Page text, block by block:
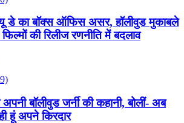
डे का बॉक्स ऑफिस असर, हॉलीवुड मुकाबले
की रिलीज रणनीति में बदलाव
बॉलीवुड जर्नी की कहानी, बोलीं- अब
हूं अपने किरदार